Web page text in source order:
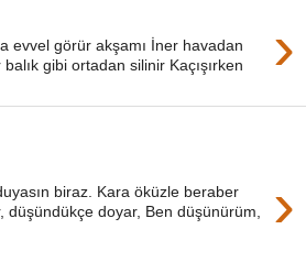
›
evvel görür akşamı İner havadan
gibi ortadan silinir Kaçışırken
›
biraz. Kara öküzle beraber
düşündükçe doyar, Ben düşünürüm,